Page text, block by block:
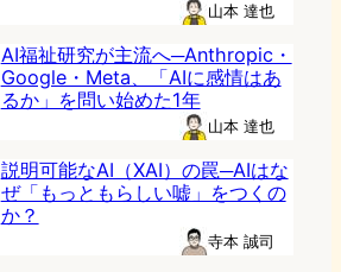
山本 達也
AI福祉研究が主流へ─Anthropic・
Google・Meta、「AIに感情はあ
るか」を問い始めた1年
山本 達也
説明可能なAI（XAI）の罠─AIはな
ぜ「もっともらしい嘘」をつくの
か？
寺本 誠司